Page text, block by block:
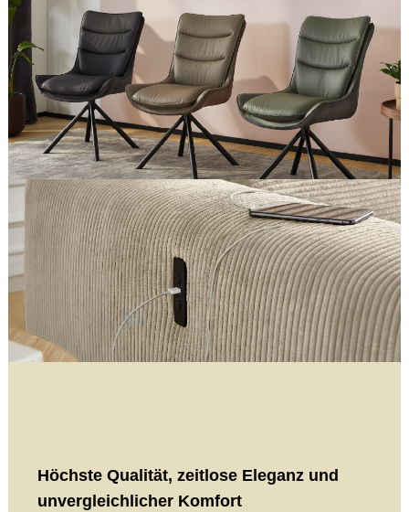
Höchste Qualität, zeitlose Eleganz und
unvergleichlicher Komfort